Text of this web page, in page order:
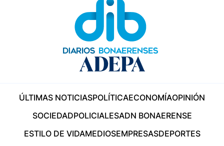
ÚLTIMAS NOTICIASPOLÍTICAECONOMÍAOPINIÓN
SOCIEDADPOLICIALESADN BONAERENSE
ESTILO DE VIDAMEDIOSEMPRESASDEPORTES